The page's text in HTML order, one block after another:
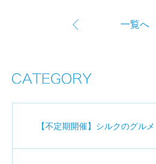
一覧へ
【不定期開催】シルクのグルメ